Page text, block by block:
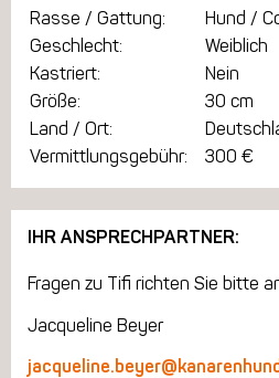
Rasse / Gattung:
Hund /
Geschlecht:
Weiblich
Kastriert:
Nein
Größe:
30 cm
Land / Ort:
Vermittlungsgebühr:
300 €
IHR ANSPRECHPARTNER:
Fragen zu Tifi richten Sie bitte
Jacqueline Beyer